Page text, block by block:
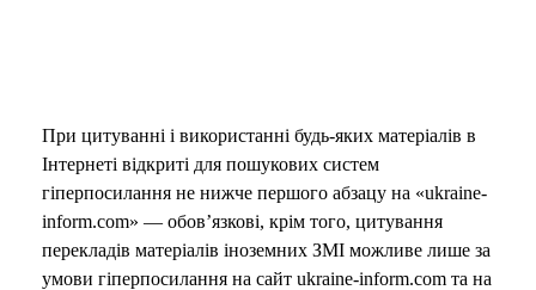
При цитуванні і використанні будь-яких матеріалів в
Інтернеті відкриті для пошукових систем
гіперпосилання не нижче першого абзацу на «ukraine-
inform.com» — обов’язкові, крім того, цитування
перекладів матеріалів іноземних ЗМІ можливе лише за
умови гіперпосилання на сайт ukraine-inform.com та на